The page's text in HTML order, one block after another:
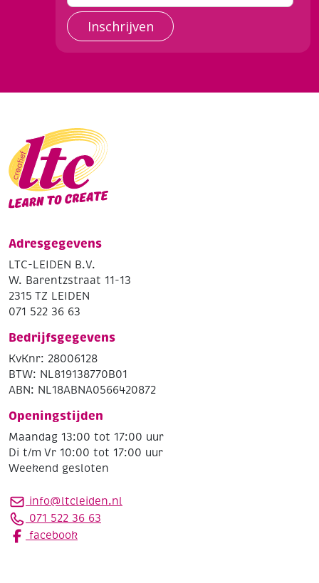
Inschrijven
Adresgegevens
LTC-LEIDEN B.V.
W. Barentzstraat 11-13
2315 TZ LEIDEN
071 522 36 63
Bedrijfsgegevens
KvKnr: 28006128
BTW: NL819138770B01
ABN: NL18ABNA0566420872
Openingstijden
Maandag 13:00 tot 17:00 uur
Di t/m Vr 10:00 tot 17:00 uur
Weekend gesloten
info@ltcleiden.nl
071 522 36 63
facebook